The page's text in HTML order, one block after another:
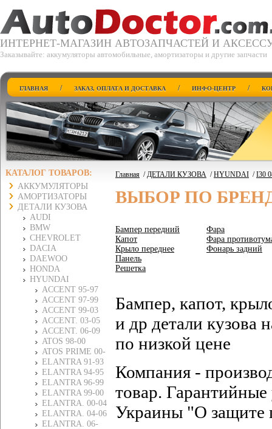
ИНТЕРНЕТ-МАГАЗИН АВТОЗАПЧАСТЕЙ И
Заказывайте: аккумуляторы автомобильные, амортизаторы и другие запчасти
ГЛАВНАЯ / ЗАКАЗ, ОПЛАТА И ДОСТАВКА / ИНФО-ЦЕНТР /
КАТАЛОГ ТОВАРОВ:
АККУМУЛЯТОРЫ
АМОРТИЗАТОРЫ
ДЕТАЛИ КУЗОВА
AUDI
BMW
CHEVROLET
DACIA
DAEWOO
HONDA
HYUNDAI
ACCENT 95-97
ACCENT 97-99
ACCENT 99-03
ACCENT. 03-05
ACCENT. 06-09
ATOS 98-00
ATOS PRIME 00-
ELANTRA 91-93
ELANTRA 94-95
ELANTRA 96-99
ELANTRA 99-00
ELANTRA. 00-04
ELANTRA. 04-06
ELANTRA. 06-
Главная /ДЕТАЛИ КУЗОВА /HYUNDAI /I30
ВЫБОР ПО
Бампер передний
Капот
Крыло переднее
Панель
Решетка
Фара
Фара
Фонарь задний
Бампер, капот,
и др детали
по низкой цене
Компания -
товар. Гарантийные
Украины "О защите